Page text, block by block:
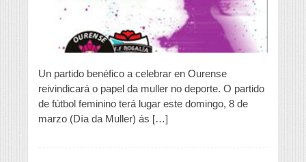
muller
no
deporte
Un partido benéfico a celebrar en Ourense
reivindicará o papel da muller no deporte. O partido
de fútbol feminino terá lugar este domingo, 8 de
marzo (Día da Muller) ás […]